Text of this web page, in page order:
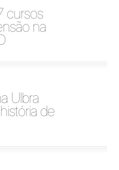
cursos
na
Ulbra
de